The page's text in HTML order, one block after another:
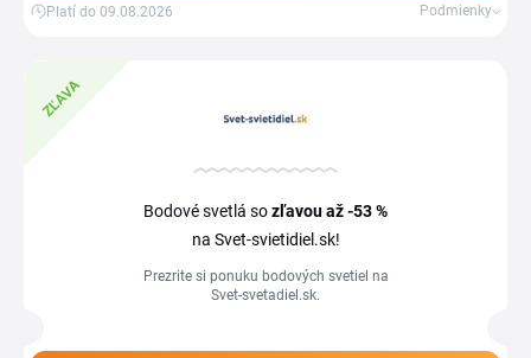
Platí do 09.08.2026 Podmienky
ZĽAVA
Bodové svetlá sozľavouaž -53 %
na Svet-svietidiel.sk!
Prezrite si ponuku bodových svetiel na
Svet-svetadiel.sk.